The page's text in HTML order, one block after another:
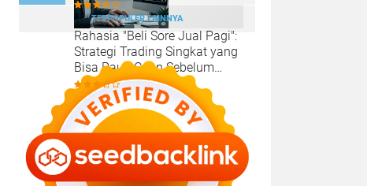
Rahasia "Beli Sore Jual Pagi":
Strategi Trading Singkat yang
Bisa Raup Cuan Sebelum
Sarapan
TERPOPULER LAINNYA